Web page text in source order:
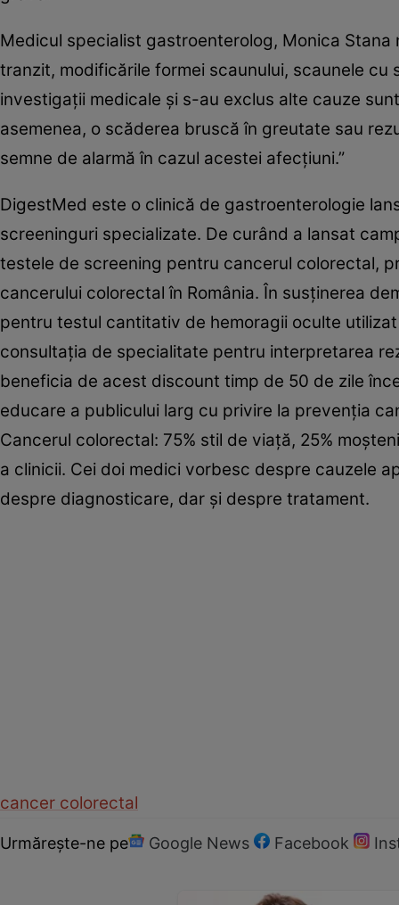
Medicul specialist gastroenterolog, Monica
tranzit, modificările formei scaunului, scaunele
investigaţii medicale şi s-au exclus alte cauze
asemenea, o scăderea bruscă în greutate sau
semne de alarmă în cazul acestei afecţiuni.”
DigestMed este o clinică de gastroenterologie
screeninguri specializate. De curând a lansat
testele de screening pentru cancerul colorectal,
cancerului colorectal în România. În susţinerea
pentru testul cantitativ de hemoragii oculte
consultaţia de specialitate pentru interpretarea
beneficia de acest discount timp de 50 de zile
educare a publicului larg cu privire la prevenţia
Cancerul colorectal: 75% stil de viaţă, 25%
a clinicii. Cei doi medici vorbesc despre cauzele
despre diagnosticare, dar şi despre tratament.
cancer colorectal
Urmărește-ne pe Google News Facebook